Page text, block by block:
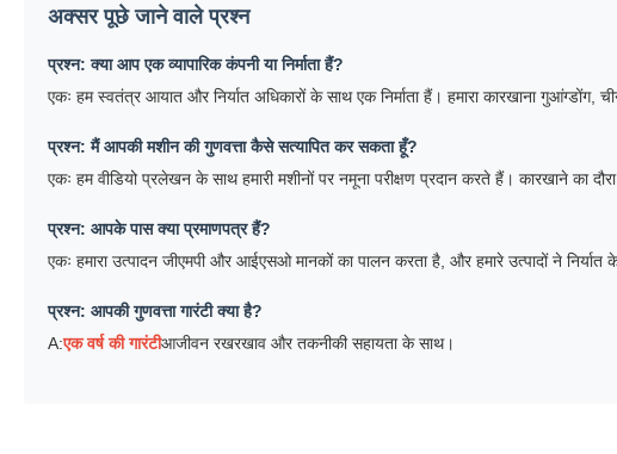
अक्सर पूछे जाने वाले प्रश्न
प्रश्न: क्या आप एक व्यापारिक कंपनी या निर्माता हैं?
एकः हम स्वतंत्र आयात और निर्यात अधिकारों के साथ एक निर्माता हैं। हमारा कारखाना गुआंग्डोंग,
प्रश्न: मैं आपकी मशीन की गुणवत्ता कैसे सत्यापित कर सकता हूँ?
एकः हम वीडियो प्रलेखन के साथ हमारी मशीनों पर नमूना परीक्षण प्रदान करते हैं। कारखाने का
प्रश्न: आपके पास क्या प्रमाणपत्र हैं?
एकः हमारा उत्पादन जीएमपी और आईएसओ मानकों का पालन करता है, और हमारे उत्पादों ने निर्यात
प्रश्न: आपकी गुणवत्ता गारंटी क्या है?
A:एक वर्ष की गारंटीआजीवन रखरखाव और तकनीकी सहायता के साथ।